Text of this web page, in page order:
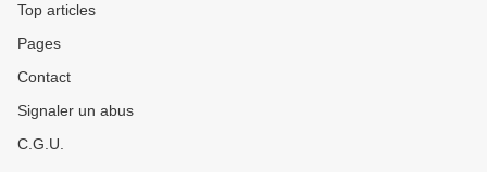
Top articles
Pages
Contact
Signaler un abus
C.G.U.